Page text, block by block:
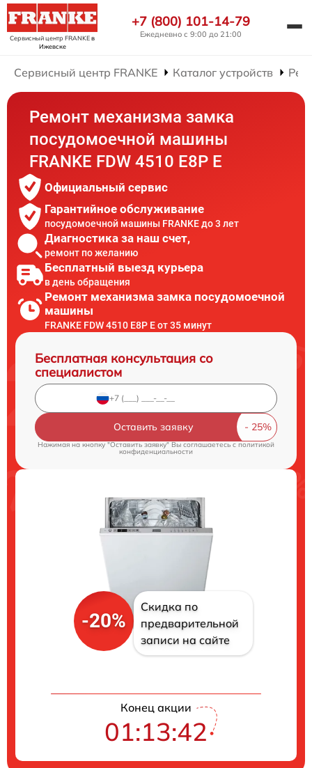
Сервисный центр FRANKEв
Ижевске
+7 (800) 101-14-79
Ежедневно с 9:00 до 21:00
Сервисный центр FRANKE Каталог устройств
Ремонт механизма замка
посудомоечной машины
FRANKE FDW 4510 E8P E
Официальный сервис
Гарантийное обслуживание
посудомоечной машины FRANKE до 3 лет
Диагностика за наш счет,
ремонт по желанию
Бесплатный выезд курьера
в день обращения
Ремонт механизма замка посудомоечной
машины
FRANKE FDW 4510 E8P E от 35 минут
Бесплатная консультация со
специалистом
Оставить заявку
Нажимая на кнопку "Оставить заявку" Вы соглашаетесь cполитикой
конфиденциальности
-20%
Скидка по
предварительной
записи на сайте
Конец акции
01:13:41